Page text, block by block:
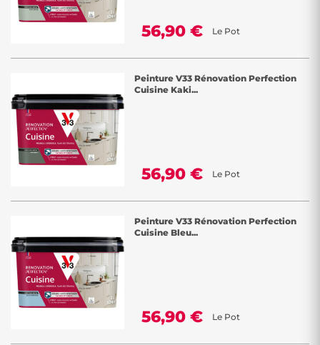
56,90 € Le Pot
Peinture V33 Rénovation Perfection
Cuisine Kaki...
56,90 € Le Pot
Peinture V33 Rénovation Perfection
Cuisine Bleu...
56,90 € Le Pot